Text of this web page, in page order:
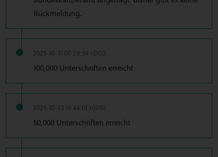
Rückmeldung.
2025-10-31 00:28:59 +0100
100,000 Unterschriften erreicht
2025-10-22 19:44:01 +0200
50,000 Unterschriften erreicht